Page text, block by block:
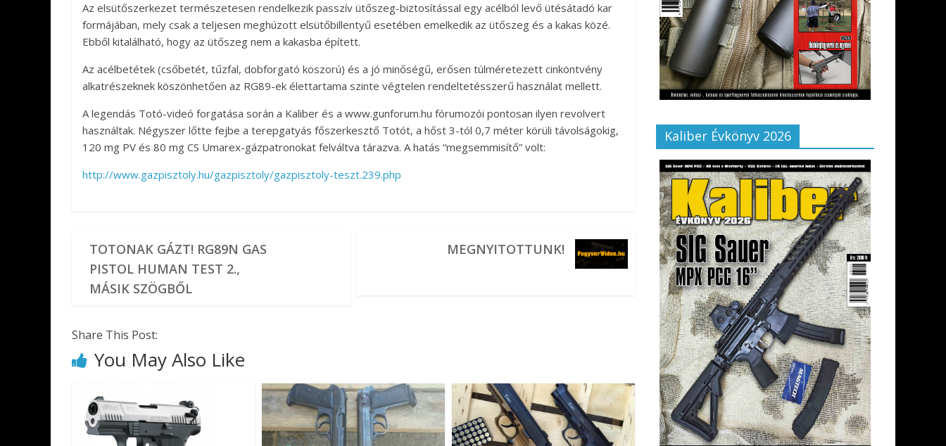
Az elsütőszerkezet természetesen rendelkezik passzív ütőszeg-biztosítással egy acélból levő ütésátadó kar
formájában, mely csak a teljesen meghúzott elsütőbillentyű esetében emelkedik az ütőszeg és a kakas közé.
Ebből kitalálható, hogy az ütőszeg nem a kakasba épített.
Az acélbetétek (csőbetét, tűzfal, dobforgató koszorú) és a jó minőségű, erősen túlméretezett cinköntvény
alkatrészeknek köszönhetően az RG89-ek élettartama szinte végtelen rendeltetésszerű használat mellett.
A legendás Totó-videó forgatása során a Kaliber és a www.gunforum.hu fórumozói pontosan ilyen revolvert
használtak. Négyszer lőtte fejbe a terepgatyás főszerkesztő Totót, a hőst 3-tól 0,7 méter körüli távolságokig,
120 mg PV és 80 mg CS Umarex-gázpatronokat felváltva tárazva. A hatás “megsemmisítő” volt:
http://www.gazpisztoly.hu/gazpisztoly/gazpisztoly-teszt.239.php
TOTONAK GÁZT! RG89N GAS
PISTOL HUMAN TEST 2.,
MÁSIK SZÖGBŐL
MEGNYITOTTUNK!
Share This Post:
You May Also Like
Kaliber Évkönyv 2026